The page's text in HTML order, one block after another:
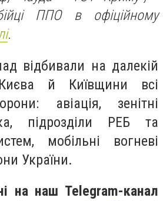
ППО в офіційному
.
відбивали на далекій
й Київщини всі
авіація, зенітні
підрозділи РЕБ та
мобільні вогневі
України.
на наш Telegram-канал